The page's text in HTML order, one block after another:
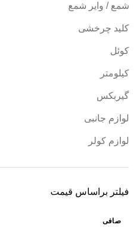
شمع / وایر شمع
کلید چرخشی
کوئل
کیلومتر
گیربکس
لوازم جانبی
لوازم کولر
فیلتر براساس قیمت
صافی